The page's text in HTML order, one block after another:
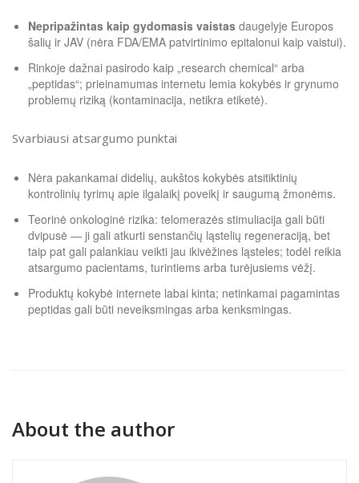
Nepripažintas kaip gydomasis vaistas daugelyje Europos
šalių ir JAV (nėra FDA/EMA patvirtinimo epitalonui kaip vaistui).
Rinkoje dažnai pasirodo kaip „research chemical“ arba
„peptidas“; prieinamumas internetu lemia kokybės ir grynumo
problemų riziką (kontaminacija, netikra etiketė).
Svarbiausi atsargumo punktai
Nėra pakankamai didelių, aukštos kokybės atsitiktinių
kontrolinių tyrimų apie ilgalaikį poveikį ir saugumą žmonėms.
Teorinė onkologinė rizika: telomerazės stimuliacija gali būti
dvipusė — ji gali atkurti senstančių ląstelių regeneraciją, bet
taip pat gali palankiau veikti jau ikivėžines ląsteles; todėl reikia
atsargumo pacientams, turintiems arba turėjusiems vėžį.
Produktų kokybė internete labai kinta; netinkamai pagamintas
peptidas gali būti neveiksmingas arba kenksmingas.
About the author